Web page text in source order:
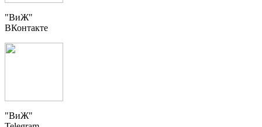
"ВиЖ"
ВКонтакте
"ВиЖ"